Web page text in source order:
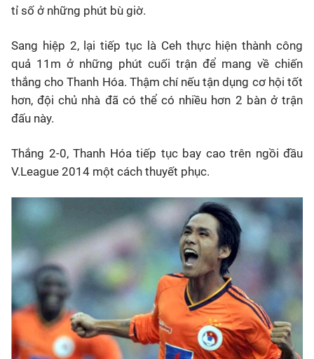
tỉ số ở những phút bù giờ.
Sang hiệp 2, lại tiếp tục là Ceh thực hiện thành công
quả 11m ở những phút cuối trận để mang về chiến
thắng cho Thanh Hóa. Thậm chí nếu tận dụng cơ hội tốt
hơn, đội chủ nhà đã có thể có nhiều hơn 2 bàn ở trận
đấu này.
Thắng 2-0, Thanh Hóa tiếp tục bay cao trên ngồi đầu
V.League 2014 một cách thuyết phục.